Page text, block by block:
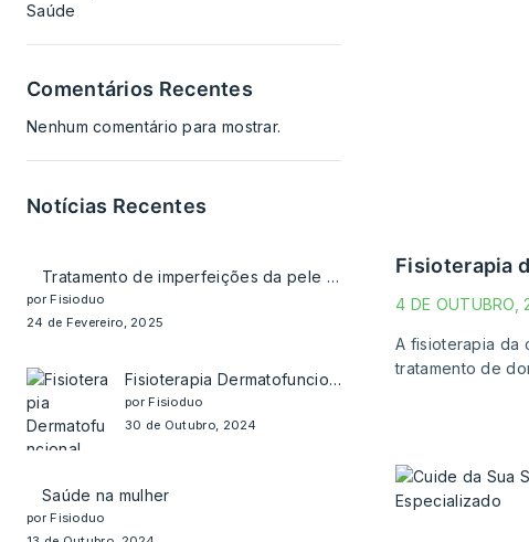
fisioterapia
4 DE OUTUBRO,
A fisioterapia da
tratamento de
Saúde
Comentários Recentes
Nenhum comentário para mostrar.
Notícias Recentes
Tratamento de imperfeições da pele do rosto e corpo
por Fisioduo
24 de Fevereiro, 2025
Fisioterapia Dermatofuncional
por Fisioduo
30 de Outubro, 2024
Saúde na mulher
por Fisioduo